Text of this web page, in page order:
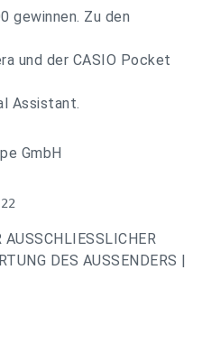
gewinnen. Zu den
und der CASIO Pocket
Assistant.
GmbH
DES AUSSENDERS |